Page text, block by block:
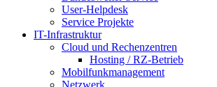
User-Helpdesk
Service Projekte
IT-Infrastruktur
Cloud und Rechenzentren
Hosting / RZ-Betrieb
Mobilfunkmanagement
Netzwerk